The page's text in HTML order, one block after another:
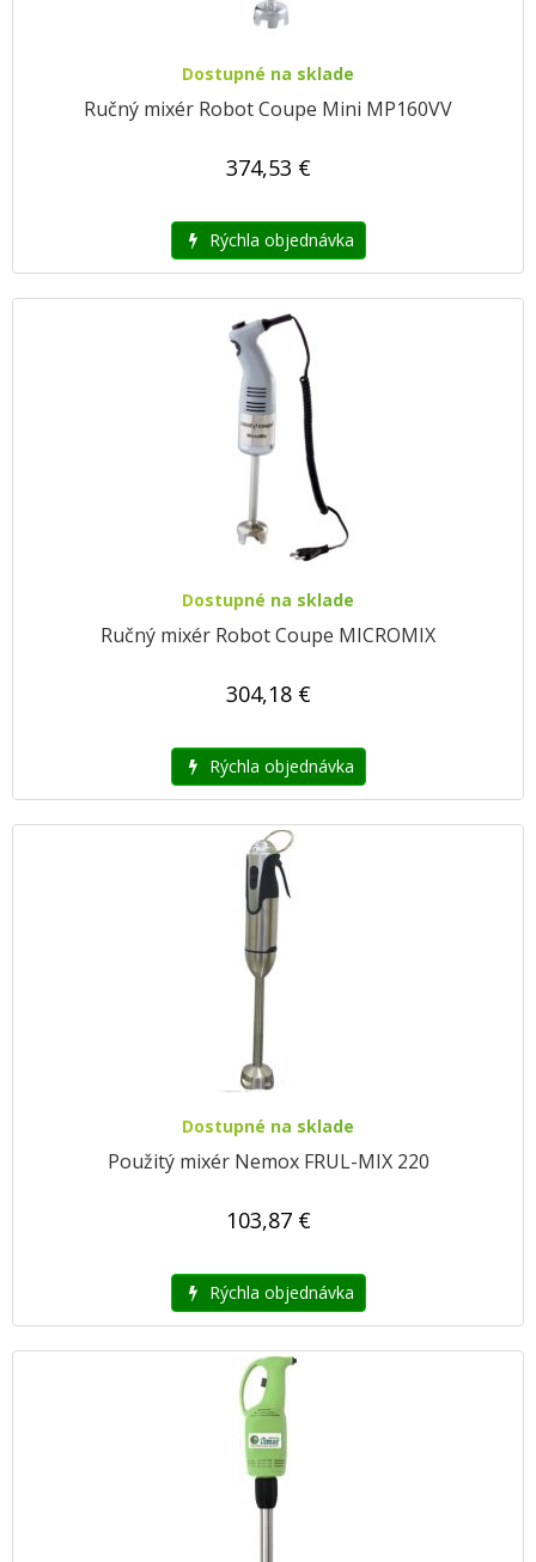
Dostupné na sklade
Ručný mixér Robot Coupe Mini MP160VV
374,53 €
Rýchla objednávka
Dostupné na sklade
Ručný mixér Robot Coupe MICROMIX
304,18 €
Rýchla objednávka
Dostupné na sklade
Použitý mixér Nemox FRUL-MIX 220
103,87 €
Rýchla objednávka